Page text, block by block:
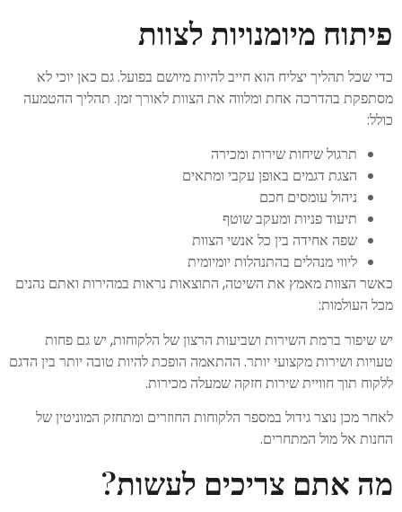
פיתוח מיומנויות לצוות
כדי שכל תהליך יצליח הוא חייב להיות מיושם בפועל. גם כאן יוכי לא
מסתפקת בהדרכה אחת ומלווה את הצוות לאורך זמן. תהליך ההטמעה
כולל:
תרגול שיחות שירות ומכירה
הצגת דגמים באופן עקבי ומתאים
ניהול עומסים חכם
תיעוד פניות ומעקב שוטף
שפה אחידה בין כל אנשי הצוות
ליווי מנהלים בהתנהלות יומיומית
כאשר הצוות מאמץ את השיטה, התוצאות נראות במהירות ואתם נהנים
מכל העולמות:
יש שיפור ברמת השירות ושביעות הרצון של הלקוחות, יש גם פחות
טעויות ושירות מקצועי יותר. ההתאמה הופכת להיות טובה יותר בין הדגם
ללקוח תוך חוויית שירות חזקה שמעלה מכירות.
לאחר מכן נוצר גידול במספר הלקוחות החוזרים ומתחזק המוניטין של
החנות אל מול המתחרים.
מה אתם צריכים לעשות?